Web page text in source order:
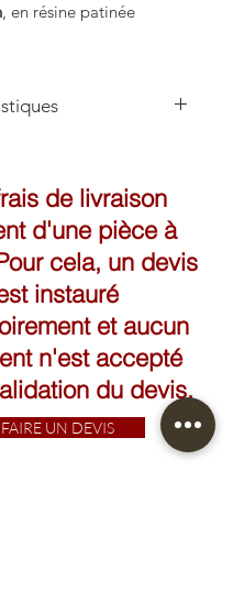
, en résine patinée
de livraison
d'une pièce à
cela, un devis
instauré
et aucun
n'est accepté
du devis.
FAIRE UN DEVIS